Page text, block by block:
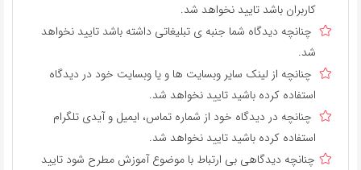
کاربران باشد تایید نخواهد شد.
چنانچه دیدگاه شما جنبه ی تبلیغاتی داشته باشد تایید نخواهد
شد.
چنانچه از لینک سایر وبسایت ها و یا وبسایت خود در دیدگاه
استفاده کرده باشید تایید نخواهد شد.
چنانچه در دیدگاه خود از شماره تماس، ایمیل و آیدی تلگرام
استفاده کرده باشید تایید نخواهد شد.
چنانچه دیدگاهی بی ارتباط با موضوع آموزش مطرح شود تایید